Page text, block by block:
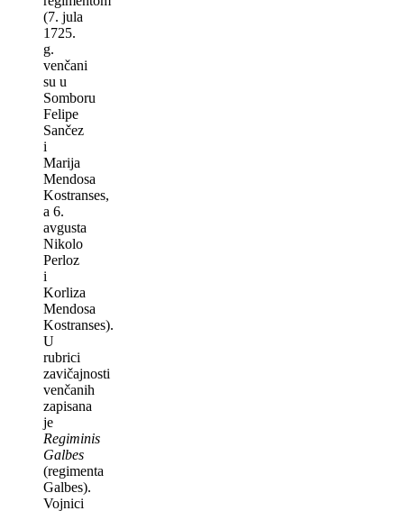
(7. jula
1725.
g.
venčani
su u
Somboru
Felipe
Sančez
i
Marija
Mendosa
Kostranses,
a 6.
avgusta
Nikolo
Perloz
i
Korliza
Mendosa
Kostranses).
U
rubrici
zavičajnosti
venčanih
zapisana
je
Regiminis
Galbes
(regimenta
Galbes).
Vojnici